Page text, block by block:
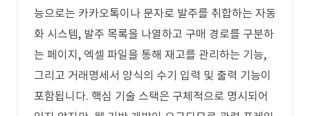
능으로는 카카오톡이나 문자로 발주를 취합하는 자동
화 시스템, 발주 목록을 나열하고 구매 경로를 구분하
는 페이지, 엑셀 파일을 통해 재고를 관리하는 기능,
그리고 거래명세서 양식의 수기 입력 및 출력 기능이
포함됩니다. 핵심 기술 스택은 구체적으로 명시되어